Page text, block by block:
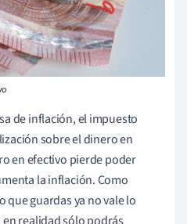
de inflación, el impuesto
sobre el dinero en
en efectivo pierde poder
la inflación. Como
que guardas ya no vale lo